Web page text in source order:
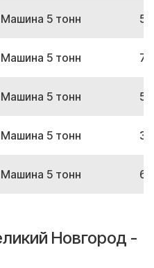
Машина 5 тонн
Машина 5 тонн
Машина 5 тонн
Машина 5 тонн
Машина 5 тонн
Новгород -